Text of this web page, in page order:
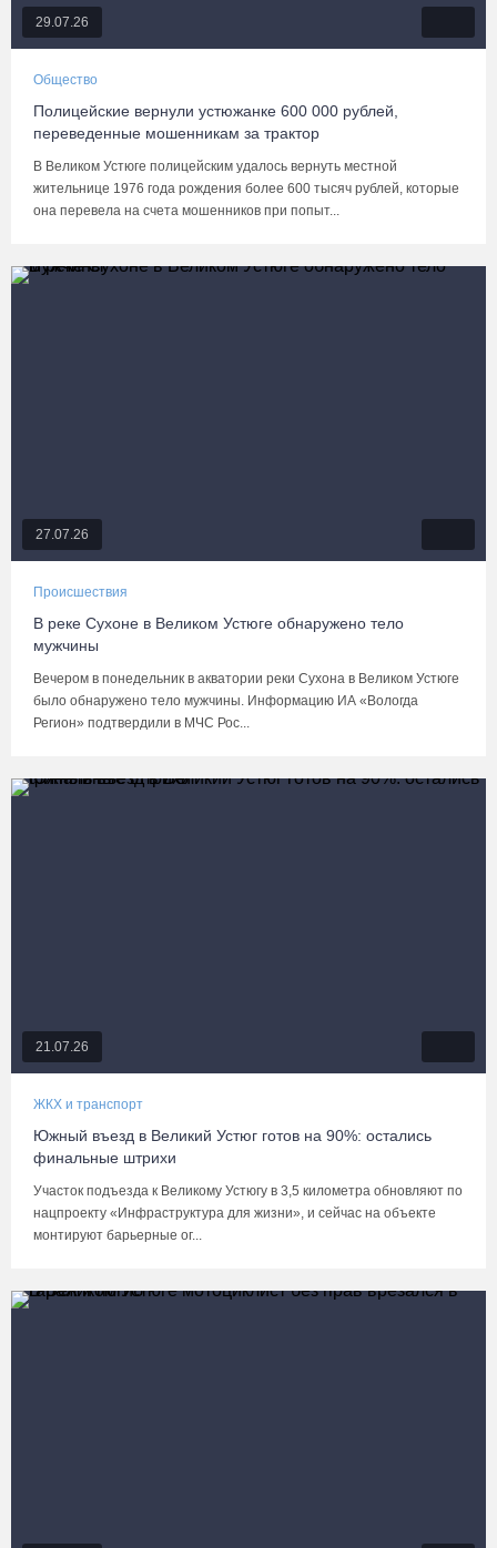
29.07.26
Общество
Полицейские вернули устюжанке 600 000 рублей,
переведенные мошенникам за трактор
В Великом Устюге полицейским удалось вернуть местной
жительнице 1976 года рождения более 600 тысяч рублей, которые
она перевела на счета мошенников при попыт...
27.07.26
Происшествия
В реке Сухоне в Великом Устюге обнаружено тело
мужчины
Вечером в понедельник в акватории реки Сухона в Великом Устюге
было обнаружено тело мужчины. Информацию ИА «Вологда
Регион» подтвердили в МЧС Рос...
21.07.26
ЖКХ и транспорт
Южный въезд в Великий Устюг готов на 90%: остались
финальные штрихи
Участок подъезда к Великому Устюгу в 3,5 километра обновляют по
нацпроекту «Инфраструктура для жизни», и сейчас на объекте
монтируют барьерные ог...